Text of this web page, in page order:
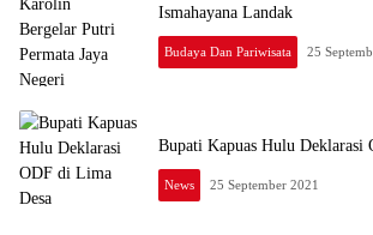
Ismahayana Landak
Budaya Dan Pariwisata 25
Bupati Kapuas Hulu Deklarasi
News 25 September 2021